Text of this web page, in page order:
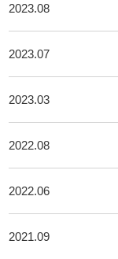
2023.08
2023.07
2023.03
2022.08
2022.06
2021.09